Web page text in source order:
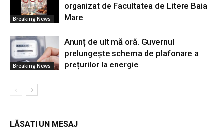
Breaking News
organizat de Facultatea de Litere Baia
Mare
Breaking News
Anunț de ultimă oră. Guvernul
prelungește schema de plafonare a
prețurilor la energie
LĂSAȚI UN MESAJ